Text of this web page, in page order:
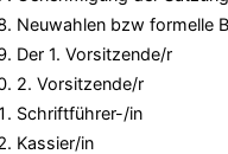
Neuwahlen bzw formelle
Der 1. Vorsitzende/r
2. Vorsitzende/r
Schriftführer-/in
Kassier/in